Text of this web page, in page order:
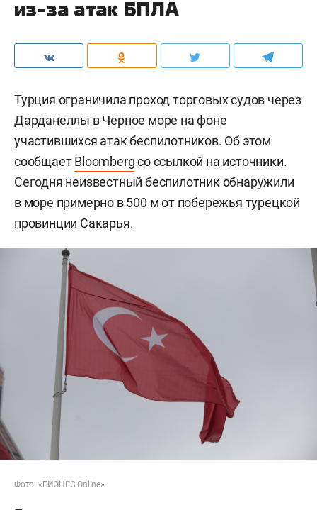
из-за атак БПЛА
Турция ограничила проход торговых судов через
Дарданеллы в Черное море на фоне
участившихся атак беспилотников. Об этом
сообщаетBloombergсо ссылкой на источники.
Сегодня неизвестный беспилотник обнаружили
в море примерно в 500 м от побережья турецкой
провинции Сакарья.
Фото: «БИЗНЕС Online»